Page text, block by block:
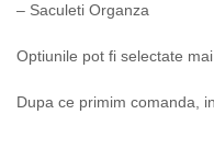
– Saculeti Organza
Optiunile pot fi selectate
Dupa ce primim comanda,